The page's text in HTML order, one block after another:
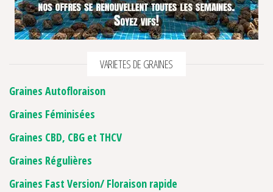
VARIETES DE GRAINES
Graines Autofloraison
Graines Féminisées
Graines CBD, CBG et THCV
Graines Régulières
Graines Fast Version/ Floraison rapide